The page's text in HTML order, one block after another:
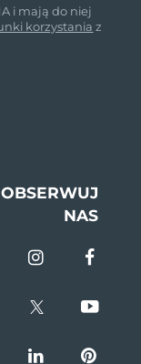
i mają do niej
korzystania z
OBSERWUJ
NAS